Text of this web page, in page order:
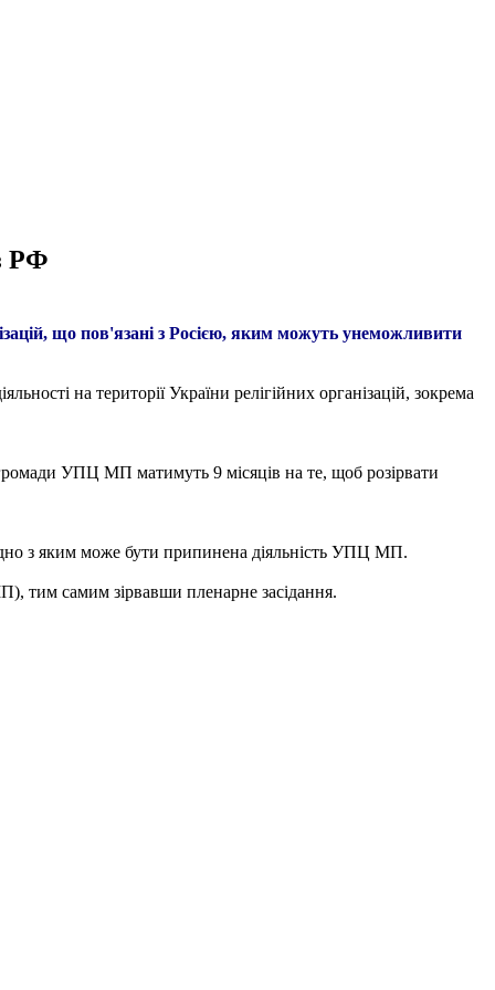
РФ
що пов'язані з Росією, яким можуть унеможливити
на території України релігійних організацій, зокрема
УПЦ МП матимуть 9 місяців на те, щоб розірвати
з яким може бути припинена діяльність УПЦ МП.
тим самим зірвавши пленарне засідання.